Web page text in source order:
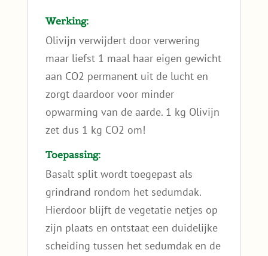
Werking:
Olivijn verwijdert door verwering
maar liefst 1 maal haar eigen gewicht
aan CO2 permanent uit de lucht en
zorgt daardoor voor minder
opwarming van de aarde. 1 kg Olivijn
zet dus 1 kg CO2 om!
Toepassing:
Basalt split wordt toegepast als
grindrand rondom het sedumdak.
Hierdoor blijft de vegetatie netjes op
zijn plaats en ontstaat een duidelijke
scheiding tussen het sedumdak en de